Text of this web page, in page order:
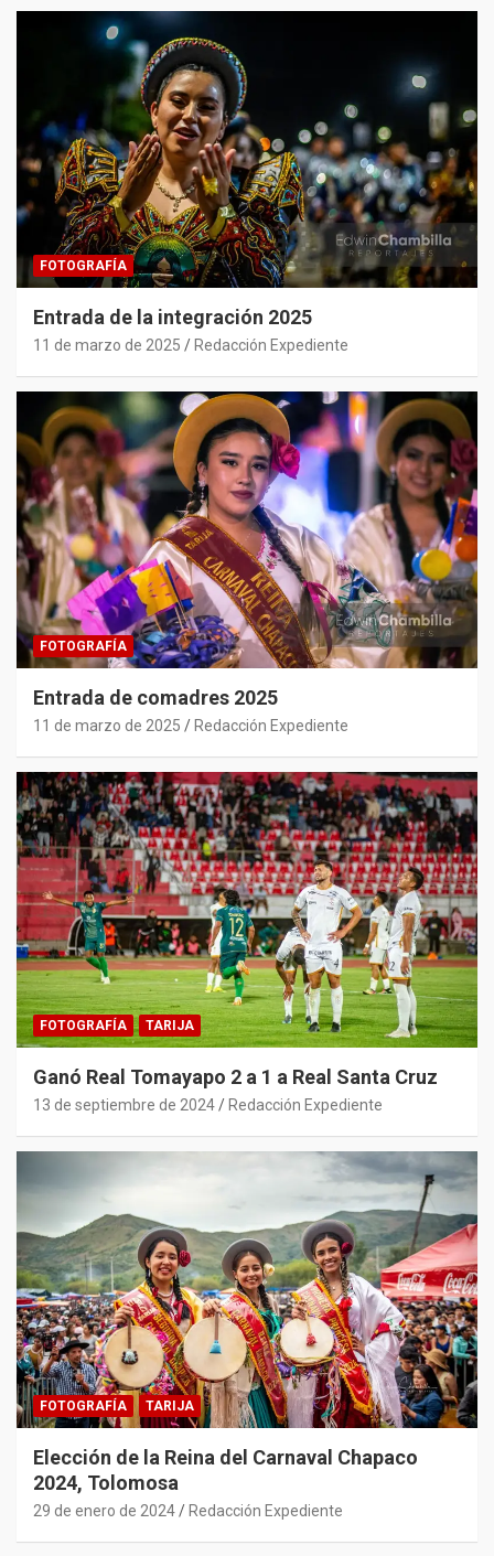
FOTOGRAFÍA
Entrada de la integración 2025
11 de marzo de 2025 Redacción Expediente
FOTOGRAFÍA
Entrada de comadres 2025
11 de marzo de 2025 Redacción Expediente
FOTOGRAFÍA TARIJA
Ganó Real Tomayapo 2 a 1 a Real Santa Cruz
13 de septiembre de 2024 Redacción Expediente
FOTOGRAFÍA TARIJA
Elección de la Reina del Carnaval Chapaco
2024, Tolomosa
29 de enero de 2024 Redacción Expediente